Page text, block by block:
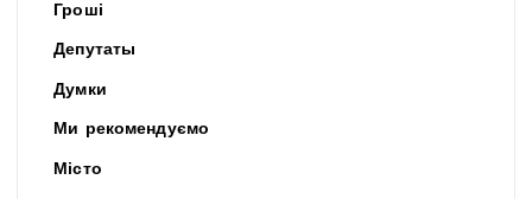
Гроші
Депутаты
Думки
Ми рекомендуємо
Місто